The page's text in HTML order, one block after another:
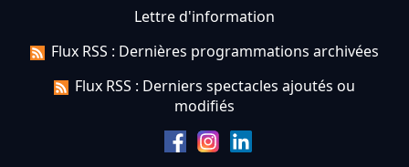
Lettre d'information
Flux RSS : Dernières programmations archivées
Flux RSS : Derniers spectacles ajoutés ou
modifiés